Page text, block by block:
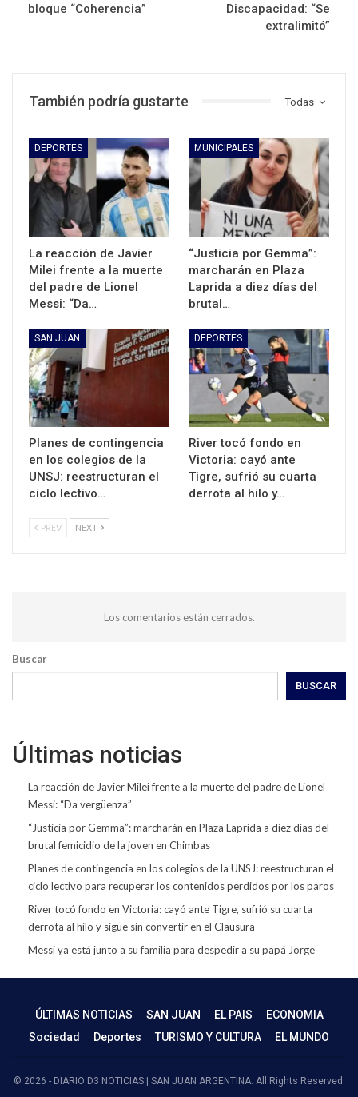
bloque “Coherencia”
Discapacidad: “Se
extralimitó”
Todas
También podría gustarte
DEPORTES
La reacción de Javier
Milei frente a la muerte
del padre de Lionel
Messi: “Da…
MUNICIPALES
“Justicia por Gemma”:
marcharán en Plaza
Laprida a diez días del
brutal…
SAN JUAN
Planes de contingencia
en los colegios de la
UNSJ: reestructuran el
ciclo lectivo…
DEPORTES
River tocó fondo en
Victoria: cayó ante
Tigre, sufrió su cuarta
derrota al hilo y…
PREV NEXT
Los comentarios están cerrados.
Buscar
BUSCAR
Últimas noticias
La reacción de Javier Milei frente a la muerte del padre de Lionel
Messi: “Da vergüenza”
“Justicia por Gemma”: marcharán en Plaza Laprida a diez días del
brutal femicidio de la joven en Chimbas
Planes de contingencia en los colegios de la UNSJ: reestructuran el
ciclo lectivo para recuperar los contenidos perdidos por los paros
River tocó fondo en Victoria: cayó ante Tigre, sufrió su cuarta
derrota al hilo y sigue sin convertir en el Clausura
Messi ya está junto a su familia para despedir a su papá Jorge
ÚLTIMAS NOTICIAS SAN JUAN EL PAIS
ECONOMIA
Sociedad
Deportes TURISMO Y CULTURA EL MUNDO
© 2026 - DIARIO D3 NOTICIAS | SAN JUAN ARGENTINA. All Rights Reserved.